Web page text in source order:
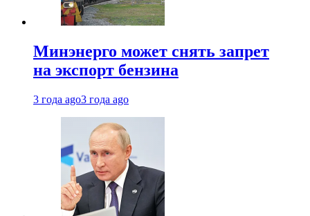
Минэнерго может снять запрет
на экспорт бензина
3 года ago3 года ago